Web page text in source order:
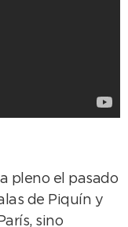
pleno el pasado
de Piquín y
sino